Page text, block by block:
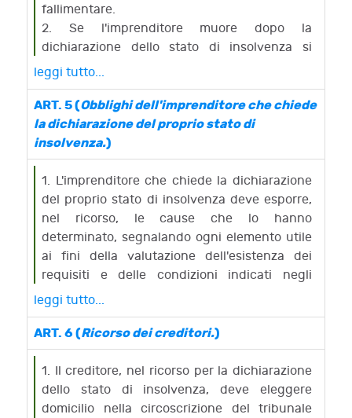
procedura di concordato preventivo o di
amministrazione controllata.
fallimentare.
2. Se l'imprenditore muore dopo la
dichiarazione dello stato di insolvenza si
applicano le disposizioni dell'articolo 12 della
legge fallimentare.
leggi tutto...
ART. 5 (Obblighi dell'imprenditore che chiede
la dichiarazione del proprio stato di
insolvenza.)
1. L'imprenditore che chiede la dichiarazione
del proprio stato di insolvenza deve esporre,
nel ricorso, le cause che lo hanno
determinato, segnalando ogni elemento utile
ai fini della valutazione dell'esistenza dei
requisiti e delle condizioni indicati negli
articoli 2 e 27.
2. L'imprenditore deve altresì depositare
presso la cancelleria del tribunale:
a) le scritture contabili;
b) i bilanci relativi agli ultimi due esercizi,
ovvero dall'inizio dell'impresa, se questa ha
avuto una minore durata;
leggi tutto...
ART. 6 (Ricorso dei creditori.)
1. Il creditore, nel ricorso per la dichiarazione
dello stato di insolvenza, deve eleggere
domicilio nella circoscrizione del tribunale